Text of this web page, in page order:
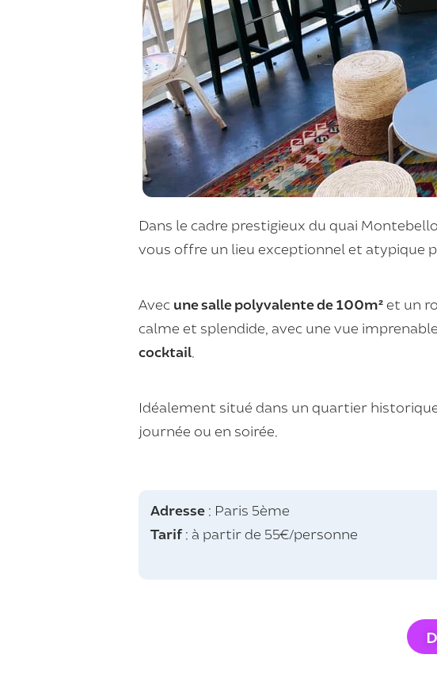
Dans le cadre prestigieux du quai
vous offre un lieu exceptionnel et atypique
Avec une salle polyvalente de 100m²et un
calme et splendide, avec une vue
cocktail
Idéalement situé dans un quartier
journée ou en soirée.
Adresse : Paris 5ème
Tarif: à partir de 55€/personne